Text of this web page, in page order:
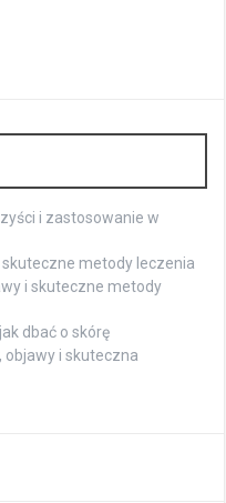
i zastosowanie w
metody leczenia
i skuteczne metody
dbać o skórę
objawy i skuteczna